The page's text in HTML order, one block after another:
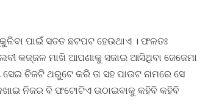
ପାଇଁ ସତତ ଛଟପଟ ହେଉଥାଏ । ଫଳତଃ
କଜ୍ଜଳ ମାଖି ଆପଣାକୁ ସଜାଇ ଆସିଥିବା ଜେଜେମା
ଚିଜଟି ଥରୁଟେ କରି ତା ସହ ପାଉଟ ନାମରେ ସେ
ନିଜର ବି ଫଟୋଟିଏ ଉଠାଇବାକୁ କହିବି କହିବି